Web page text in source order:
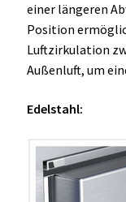
einer längeren
Position
Luftzirkulation
Außenluft, um
Edelstahl: